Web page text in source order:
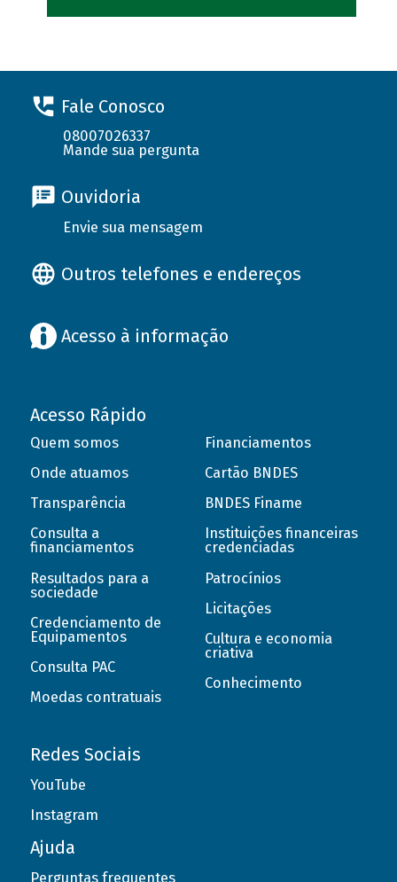
Fale Conosco
08007026337
Mande sua pergunta
Ouvidoria
Envie sua mensagem
Outros telefones e endereços
Acesso à informação
Acesso Rápido
Quem somos
Onde atuamos
Transparência
Consulta a
financiamentos
Resultados para a
sociedade
Credenciamento de
Equipamentos
Consulta PAC
Moedas contratuais
Financiamentos
Cartão BNDES
BNDES Finame
Instituições financeiras
credenciadas
Patrocínios
Licitações
Cultura e economia
criativa
Conhecimento
Redes Sociais
YouTube
Instagram
Ajuda
Perguntas frequentes